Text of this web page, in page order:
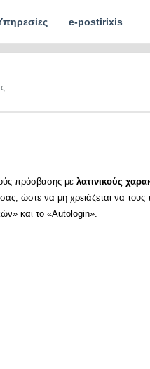
e-postirixis
πρόσβασης μελατινικούς
ώστε να μη χρειάζεται να
και το «Autologin».